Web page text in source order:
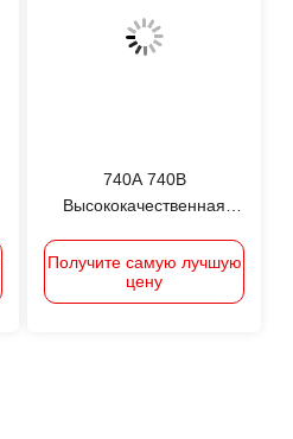
740A 740B
Высококачественная
основе растворителей с
средней стойкостью к
клею (кислота, щелочи,
Получите самую лучшую
цену